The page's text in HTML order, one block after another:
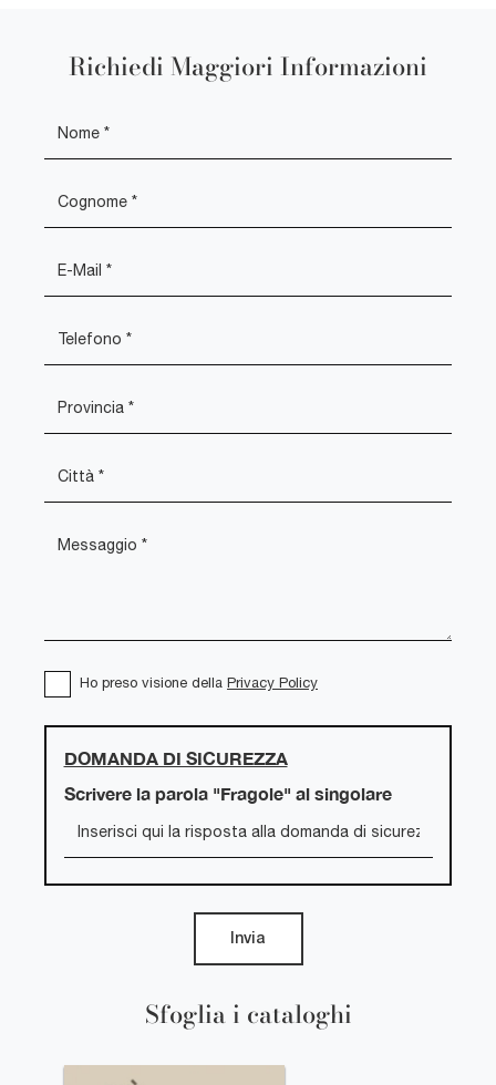
Sfoglia i cataloghi
Richiedi Maggiori Informazioni
Ho preso visione della Privacy Policy
DOMANDA DI SICUREZZA
Scrivere la parola "Fragole" al singolare
Invia